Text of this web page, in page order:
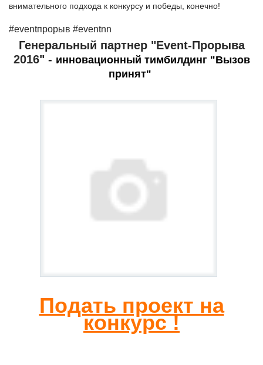
внимательного подхода к конкурсу и победы, конечно!
#eventпрорыв #eventnn
Генеральный партнер "Event-Прорыва
2016" - инновационный тимбилдинг "Вызов
принят"
Подать проект на
конкурс !